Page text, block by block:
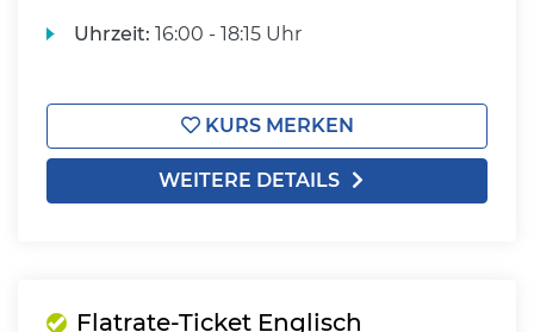
Uhrzeit: 16:00 - 18:15 Uhr
KURS MERKEN
WEITERE DETAILS
Flatrate-Ticket Englisch